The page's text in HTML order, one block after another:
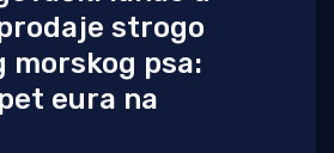
strogo
morskog psa:
eura na